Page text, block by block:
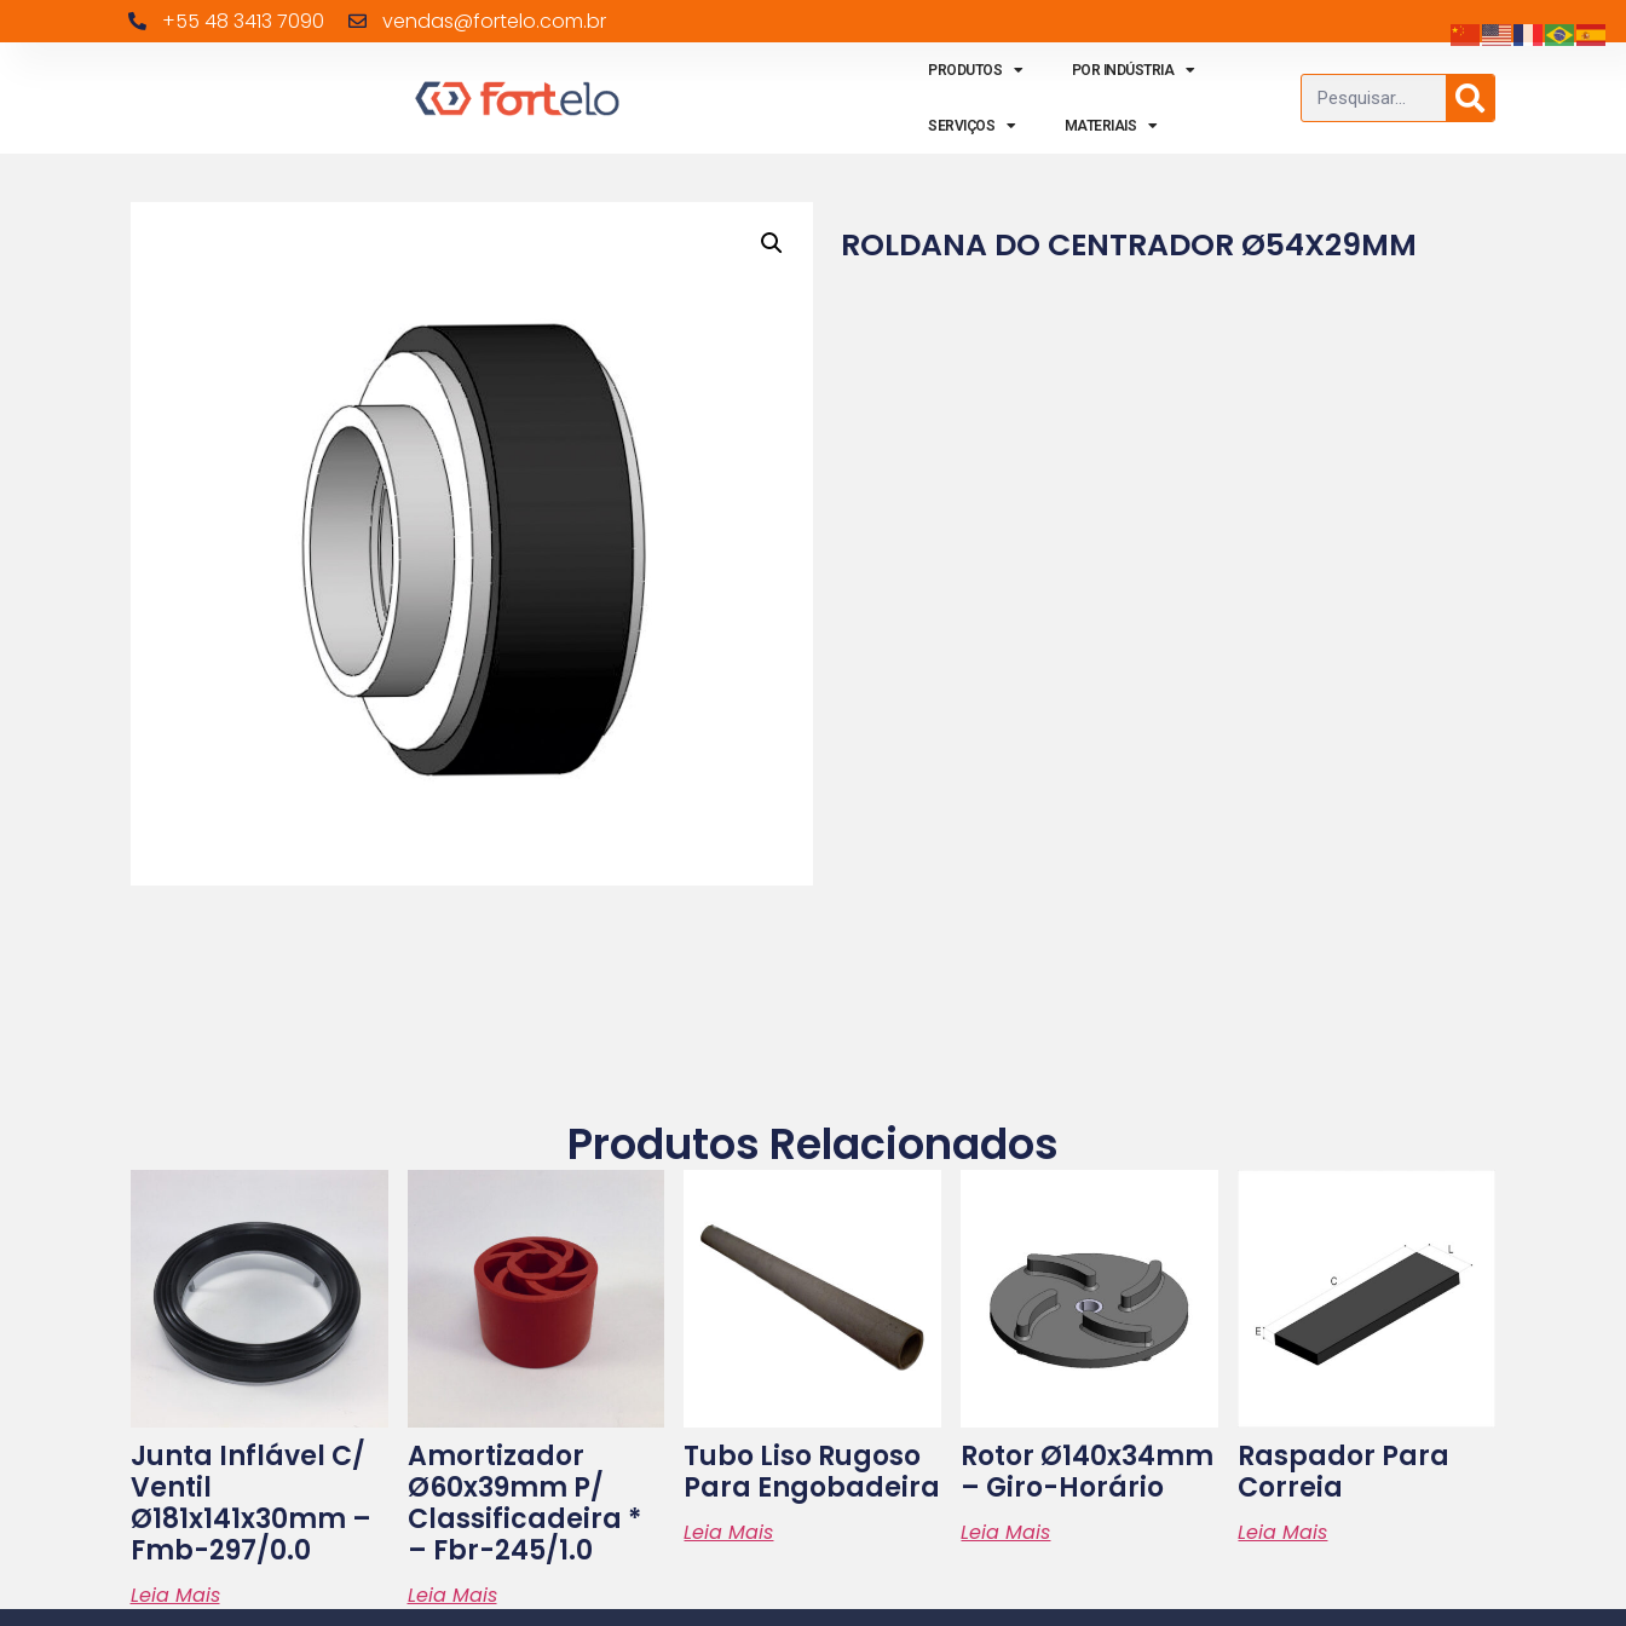
+55 48 3413 7090 vendas@fortelo.com.br
PRODUTOS POR INDÚSTRIA
SERVIÇOS MATERIAIS
ROLDANA DO CENTRADOR Ø54X29MM
Produtos Relacionados
Junta Inflável C/
Ventil
Ø181x141x30mm –
Fmb-297/0.0
Leia Mais
Amortizador
Ø60x39mm P/
Classificadeira *
– Fbr-245/1.0
Leia Mais
Tubo Liso Rugoso
Para Engobadeira
Leia Mais
Rotor Ø140x34mm
– Giro-Horário
Leia Mais
Raspador Para
Correia
Leia Mais